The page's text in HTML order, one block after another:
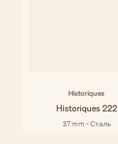
Historiques
Historiques 222
37 mm - Сталь